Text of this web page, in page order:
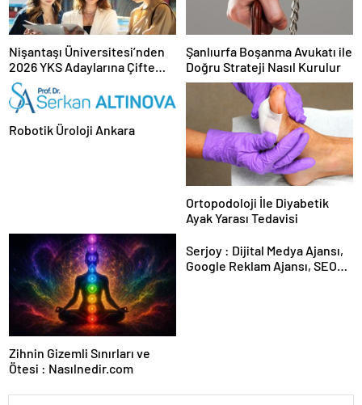
Nişantaşı Üniversitesi’nden
2026 YKS Adaylarına Çifte
Güvence: Sabit Ücret ve
Kesintisiz Burs
Şanlıurfa Boşanma Avukatı ile
Doğru Strateji Nasıl Kurulur
Robotik Üroloji Ankara
Ortopodoloji İle Diyabetik
Ayak Yarası Tedavisi
Zihnin Gizemli Sınırları ve
Ötesi : Nasılnedir.com
Serjoy : Dijital Medya Ajansı,
Google Reklam Ajansı, SEO